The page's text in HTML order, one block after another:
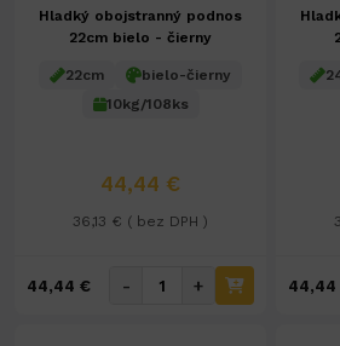
Hladký obojstranný podnos
22cm bielo - čierny
22cm
bielo-čierny
10kg/108ks
44,44 €
36,13 € ( bez DPH )
44,44 € - + 44,44